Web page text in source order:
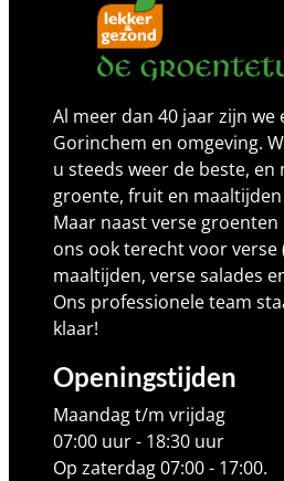
Al meer dan 40 jaar zijn we
Gorinchem en omgeving.
u steeds weer de beste, en
groente, fruit en
Maar naast verse
ons ook terecht voor verse
maaltijden, verse salades
Ons professionele team
klaar!
Openingstijden
Maandag t/m vrijdag
07:00 uur - 18:30 uur
Op zaterdag 07:00 - 17:00.